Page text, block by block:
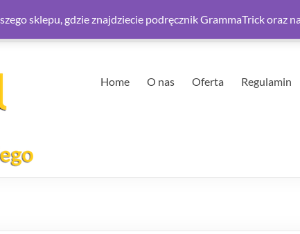
Home O nas Oferta Regulamin
sklepu, gdzie znajdziecie podręcznik GrammaTrick oraz